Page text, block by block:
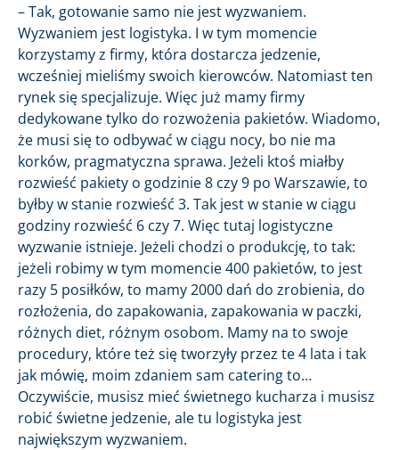
– Tak, gotowanie samo nie jest wyzwaniem.
Wyzwaniem jest logistyka. I w tym momencie
korzystamy z firmy, która dostarcza jedzenie,
wcześniej mieliśmy swoich kierowców. Natomiast ten
rynek się specjalizuje. Więc już mamy firmy
dedykowane tylko do rozwożenia pakietów. Wiadomo,
że musi się to odbywać w ciągu nocy, bo nie ma
korków, pragmatyczna sprawa. Jeżeli ktoś miałby
rozwieść pakiety o godzinie 8 czy 9 po Warszawie, to
byłby w stanie rozwieść 3. Tak jest w stanie w ciągu
godziny rozwieść 6 czy 7. Więc tutaj logistyczne
wyzwanie istnieje. Jeżeli chodzi o produkcję, to tak:
jeżeli robimy w tym momencie 400 pakietów, to jest
razy 5 posiłków, to mamy 2000 dań do zrobienia, do
rozłożenia, do zapakowania, zapakowania w paczki,
różnych diet, różnym osobom. Mamy na to swoje
procedury, które też się tworzyły przez te 4 lata i tak
jak mówię, moim zdaniem sam catering to…
Oczywiście, musisz mieć świetnego kucharza i musisz
robić świetne jedzenie, ale tu logistyka jest
największym wyzwaniem.